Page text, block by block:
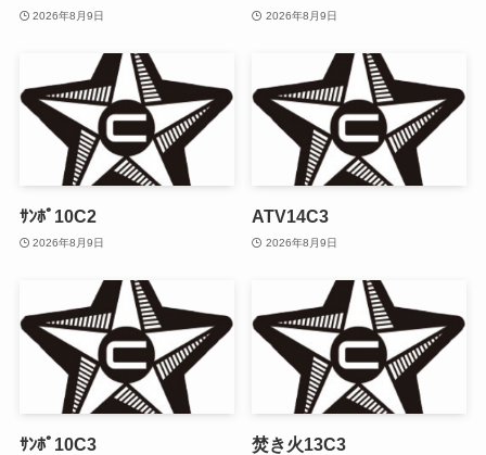
2026年8月9日 2026年8月9日
ｻﾝﾎﾟ10C2
2026年8月9日
ATV14C3
2026年8月9日
ｻﾝﾎﾟ10C3 焚き火13C3